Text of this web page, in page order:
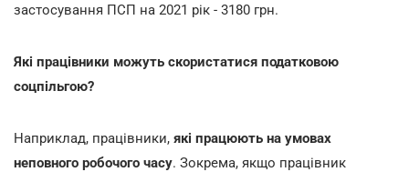
застосування ПСП на 2021 рік - 3180 грн.
Які працівники можуть скористатися податковою
соцпільгою?
Наприклад, працівники, які працюють на умовах
неповного робочого часу. Зокрема, якщо працівник